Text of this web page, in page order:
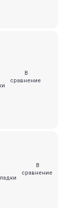
В
сравнение
В
сравнение